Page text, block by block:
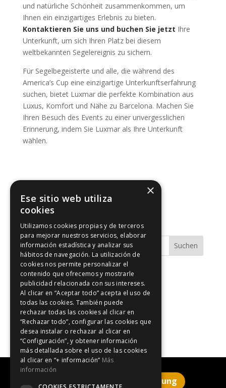
und natürliche Schönheit zusammenkommen, um
Ihnen ein einzigartiges Erlebnis zu bieten.
Kontaktieren Sie uns und buchen Sie jetzt Ihre
Unterkunft, um sich Ihren Platz bei diesem
weltbekannten Segelereignis zu sichern.
Für Segelbegeisterte und alle, die während des
America’s Cup eine einzigartige Unterkunftserfahrung
suchen, bietet Luxmar die perfekte Kombination aus
Luxus, Komfort und Nähe zu Barcelona. Machen Sie
Ihren Besuch des Events zu einer unvergesslichen
Erinnerung, indem Sie Luxmar als Ihre Unterkunft
wählen.
Suchen
Blog-a
Formel 1
Osterferien
Veranstaltungen in Katalonien
Klicken Sie hier für die Buchung
×
Ese sitio web utiliza
cookies
Utilizamos cookies propias y de terceros
para mejorar nuestros servicios, elaborar
información estadística y analizar sus
hábitos de navegación. La utilización de
cookies nos permite personalizar el
contenido que ofrecemos y mostrarle
publicidad relacionada con sus intereses.
Al clicar en “Aceptar todo” acepta el uso de
todas las cookies. También puede
rechazar todas las cookies al clicar en
“Rechazar todo”, configurar las cookies que
desea instalar o rechazar al clicar en
“Configuración”, y obtener información
más detallada sobre el uso de las cookies
al clicar en “+ información” Más
información